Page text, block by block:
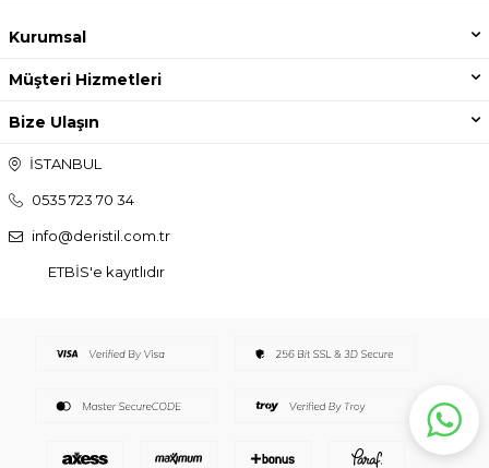
Kurumsal
Müşteri Hizmetleri
Bize Ulaşın
İSTANBUL
0535 723 70 34
info@deristil.com.tr
ETBİS'e kayıtlıdır